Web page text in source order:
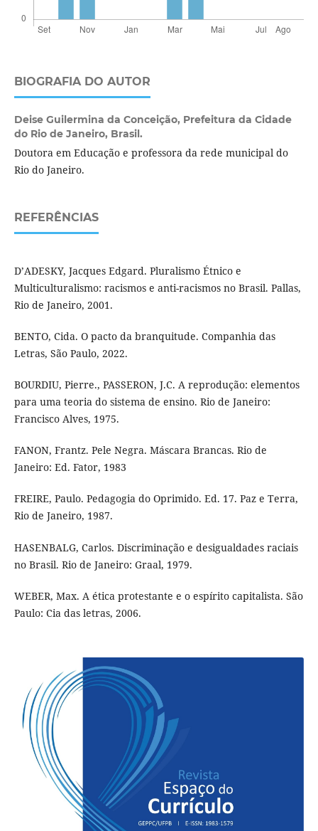
BIOGRAFIA DO AUTOR
Deise Guilermina da Conceição, Prefeitura da Cidade
do Rio de Janeiro, Brasil.
Doutora em Educação e professora da rede municipal do
Rio do Janeiro.
REFERÊNCIAS
D’ADESKY, Jacques Edgard. Pluralismo Étnico e
Multiculturalismo: racismos e anti-racismos no Brasil. Pallas,
Rio de Janeiro, 2001.
BENTO, Cida. O pacto da branquitude. Companhia das
Letras, São Paulo, 2022.
BOURDIU, Pierre., PASSERON, J.C. A reprodução: elementos
para uma teoria do sistema de ensino. Rio de Janeiro:
Francisco Alves, 1975.
FANON, Frantz. Pele Negra. Máscara Brancas. Rio de
Janeiro: Ed. Fator, 1983
FREIRE, Paulo. Pedagogia do Oprimido. Ed. 17. Paz e Terra,
Rio de Janeiro, 1987.
HASENBALG, Carlos. Discriminação e desigualdades raciais
no Brasil. Rio de Janeiro: Graal, 1979.
WEBER, Max. A ética protestante e o espírito capitalista. São
Paulo: Cia das letras, 2006.